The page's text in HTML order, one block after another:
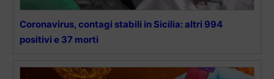
Coronavirus, contagi stabili in Sicilia: altri 994
positivi e 37 morti